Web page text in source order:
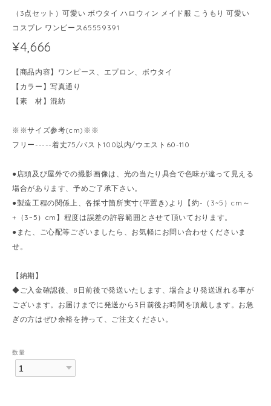
（3点セット）可愛い ボウタイ ハロウィン メイド服 こうもり 可愛い
コスプレ ワンピース65559391
¥4,666
【商品内容】ワンピース、エプロン、ボウタイ
【カラー】写真通り
【素 材】混紡
※※サイズ参考(cm)※※
フリー-----着丈75/バスト100以内/ウエスト60-110
●店頭及び屋外での撮影画像は、光の当たり具合で色味が違って見える
場合があります、予めご了承下さい。
●製造工程の関係上、各採寸箇所実寸(平置き)より【約-（3~5）cm～
+（3~5）cm】程度は誤差の許容範囲とさせて頂いております。
●また、ご心配等ございましたら、お気軽にお問い合わせくださいま
せ。
【納期】
◆ご入金確認後、8日前後で発送いたします、場合より発送遅れる事が
ございます。お届けまでに発送から3日前後お時間を頂戴します。お急
ぎの方はぜひ余裕を持って、ご注文ください。
数量